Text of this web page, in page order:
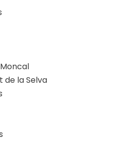
de la Selva